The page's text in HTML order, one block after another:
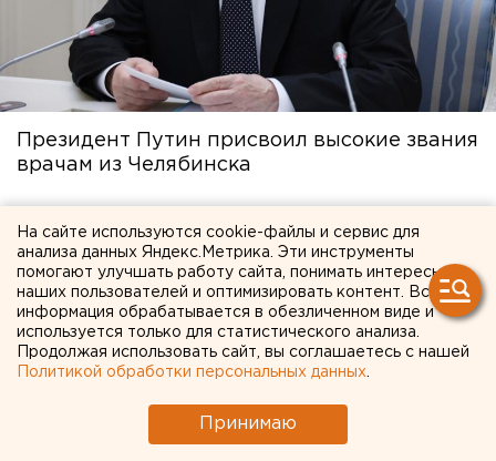
Президент Путин присвоил высокие звания
врачам из Челябинска
На сайте используются cookie-файлы и сервис для
анализа данных Яндекс.Метрика. Эти инструменты
помогают улучшать работу сайта, понимать интересы
наших пользователей и оптимизировать контент. Вся
информация обрабатывается в обезличенном виде и
используется только для статистического анализа.
Продолжая использовать сайт, вы соглашаетесь с нашей
Политикой обработки персональных данных
Принимаю